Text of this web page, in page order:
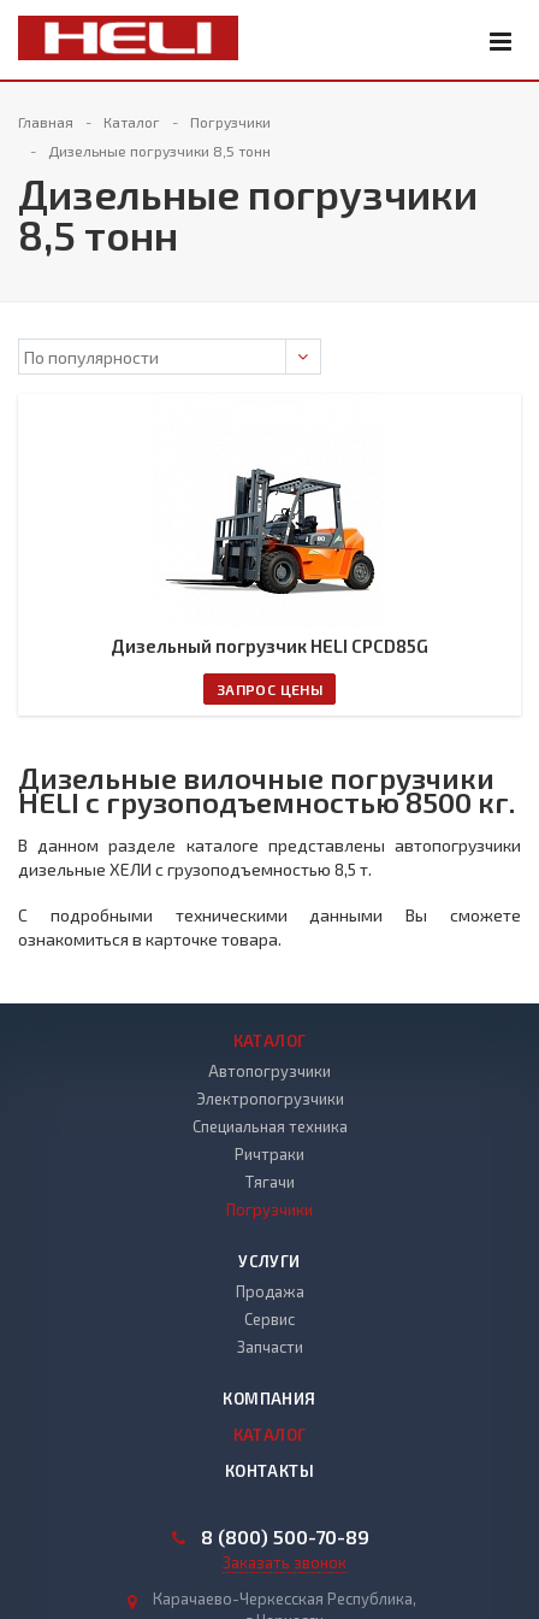
Главная Каталог
Погрузчики
Дизельные погрузчики 8,5 тонн
Дизельные погрузчики
8,5 тонн
Дизельный погрузчик HELI CPCD85G
ЗАПРОС ЦЕНЫ
Дизельные вилочные погрузчики
HELI с грузоподъемностью 8500 кг.
В данном разделе каталоге представлены автопогрузчики
дизельные ХЕЛИ с грузоподъемностью 8,5 т.
С подробными техническими данными Вы сможете
ознакомиться в карточке товара.
КАТАЛОГ
Автопогрузчики
Электропогрузчики
Специальная техника
Ричтраки
Тягачи
Погрузчики
УСЛУГИ
Продажа
Сервис
Запчасти
КОМПАНИЯ
КАТАЛОГ
КОНТАКТЫ
8 (800) 500-70-89
Заказать звонок
Карачаево-Черкесская Республика,